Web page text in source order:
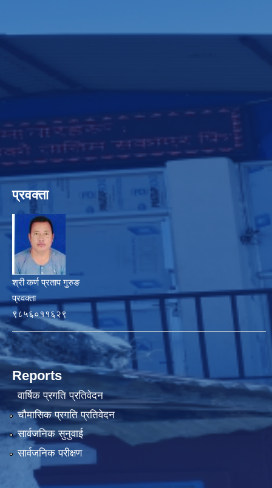
प्रवक्ता
श्री कर्ण प्रताप गुरुङ
प्रवक्ता
९८५६०११६२९
Reports
वार्षिक प्रगति प्रतिवेदन
चौमासिक प्रगति प्रतिवेदन
सार्वजनिक सुनुवाई
सार्वजनिक परीक्षण